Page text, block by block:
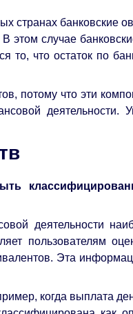
странах
этом случае
что остаток по
потому что эти
деятельности.
деятельности
пользователям
Эта
когда выплата